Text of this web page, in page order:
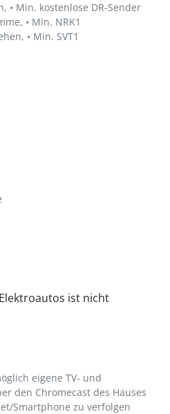
• Min. kostenlose DR-Sender
• Min. NRK1
• Min. SVT1
ist nicht
eigene TV- und
den Chromecast des Hauses
Smartphone zu verfolgen